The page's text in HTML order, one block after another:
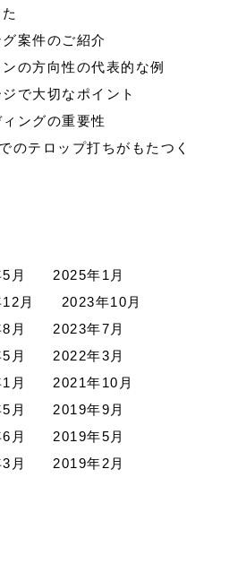
案件のご紹介
の方向性の代表的な例
で大切なポイント
ングの重要性
テロップ打ちがもたつく
月
2025年1月
月
2023年10月
月
2023年7月
月
2022年3月
月
2021年10月
月
2019年9月
月
2019年5月
月
2019年2月